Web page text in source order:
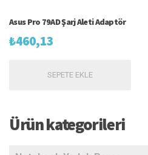
Asus Pro 79AD Şarj Aleti Adaptör
₺460,13
SEPETE EKLE
Ürün kategorileri